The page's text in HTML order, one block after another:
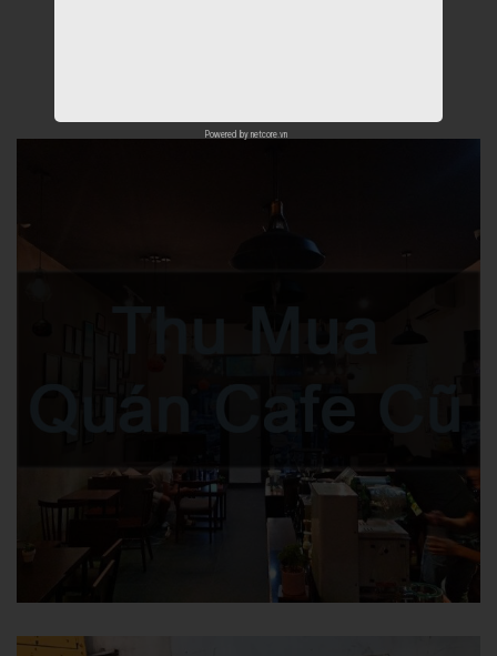
Powered by netcore.vn